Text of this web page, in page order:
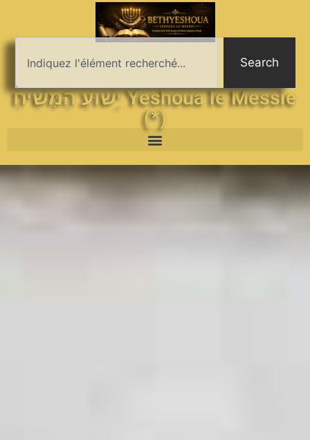
Search
יֵשׁוּעַ הַמָּשִׁיחַ Yeshoua le Messie
(*)